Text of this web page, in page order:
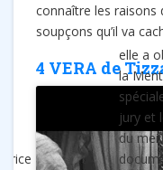
connaître les raisons
soupçons qu’il va
4 VERA de
elle a
la
jury et
du